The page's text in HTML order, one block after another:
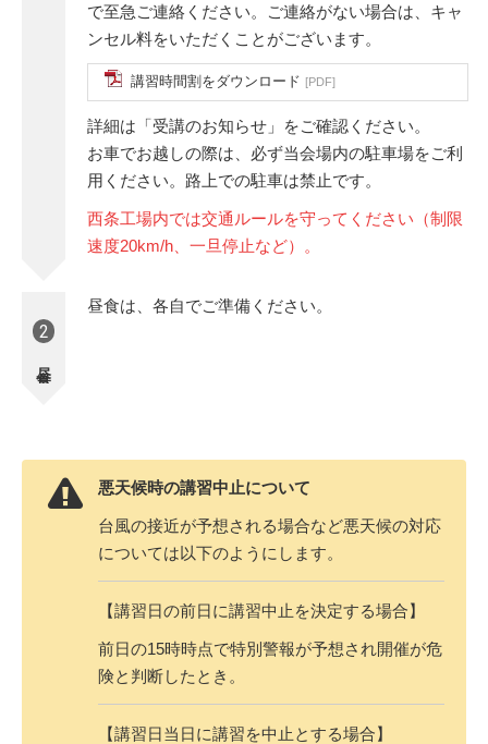
で至急ご連絡ください。ご連絡がない場合は、キャ
ンセル料をいただくことがございます。
講習時間割をダウンロード [PDF]
詳細は「受講のお知らせ」をご確認ください。
お車でお越しの際は、必ず当会場内の駐車場をご利
用ください。路上での駐車は禁止です。
西条工場内では交通ルールを守ってください（制限
速度20km/h、一旦停止など）。
2
昼食は、各自でご準備ください。
悪天候時の講習中止について
台風の接近が予想される場合など悪天候の対応
については以下のようにします。
【講習日の前日に講習中止を決定する場合】
前日の15時時点で特別警報が予想され開催が危
険と判断したとき。
【講習日当日に講習を中止とする場合】